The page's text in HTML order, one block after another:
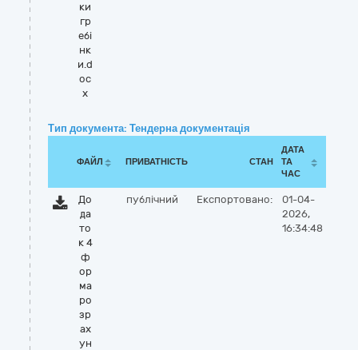
ки
гр
ебі
нк
и.d
oc
x
Тип документа: Тендерна документація
ФАЙЛ ПРИВАТНІСТЬ СТАН
ДАТА
ТА
ЧАС
До
да
то
к 4
ф
ор
ма
ро
зр
ах
ун
публічний Експортовано:
01-04-
2026,
16:34:48